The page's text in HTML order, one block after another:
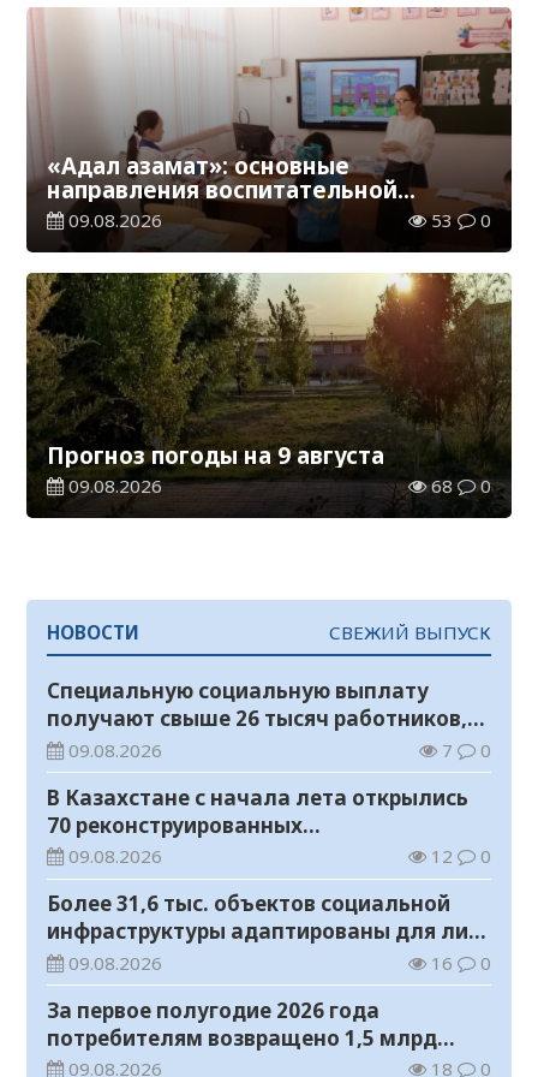
«Адал азамат»: основные
направления воспитательной
работы в новом учебном году
09.08.2026 53 0
Прогноз погоды на 9 августа
09.08.2026 68 0
НОВОСТИ СВЕЖИЙ ВЫПУСК
Специальную социальную выплату
получают свыше 26 тысяч работников,
занятых во вредных условиях труда
09.08.2026 7 0
В Казахстане с начала лета открылись
70 реконструированных
железнодорожных вокзалов
09.08.2026 12 0
Более 31,6 тыс. объектов социальной
инфраструктуры адаптированы для лиц
с инвалидностью
09.08.2026 16 0
За первое полугодие 2026 года
потребителям возвращено 1,5 млрд
тенге
09.08.2026 18 0